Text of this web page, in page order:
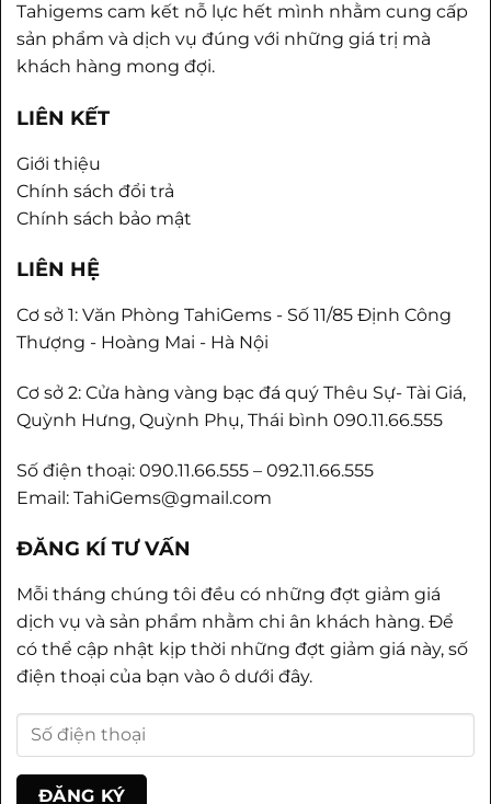
Tahigems cam kết nỗ lực hết mình nhằm cung cấp
sản phẩm và dịch vụ đúng với những giá trị mà
khách hàng mong đợi.
LIÊN KẾT
Giới thiệu
Chính sách đổi trả
Chính sách bảo mật
LIÊN HỆ
Cơ sở 1: Văn Phòng TahiGems - Số 11/85 Định Công
Thượng - Hoàng Mai - Hà Nội
Cơ sở 2: Cửa hàng vàng bạc đá quý Thêu Sự- Tài Giá,
Quỳnh Hưng, Quỳnh Phụ, Thái bình 090.11.66.555
Số điện thoại: 090.11.66.555 – 092.11.66.555
Email: TahiGems@gmail.com
ĐĂNG KÍ TƯ VẤN
Mỗi tháng chúng tôi đều có những đợt giảm giá
dịch vụ và sản phẩm nhằm chi ân khách hàng. Để
có thể cập nhật kịp thời những đợt giảm giá này, số
điện thoại của bạn vào ô dưới đây.